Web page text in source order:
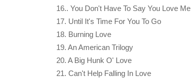
16.. You Don't Have To Say You Love Me
17. Until It's Time For You To Go
18. Burning Love
19. An American Trilogy
20. A Big Hunk O' Love
21. Can't Help Falling In Love